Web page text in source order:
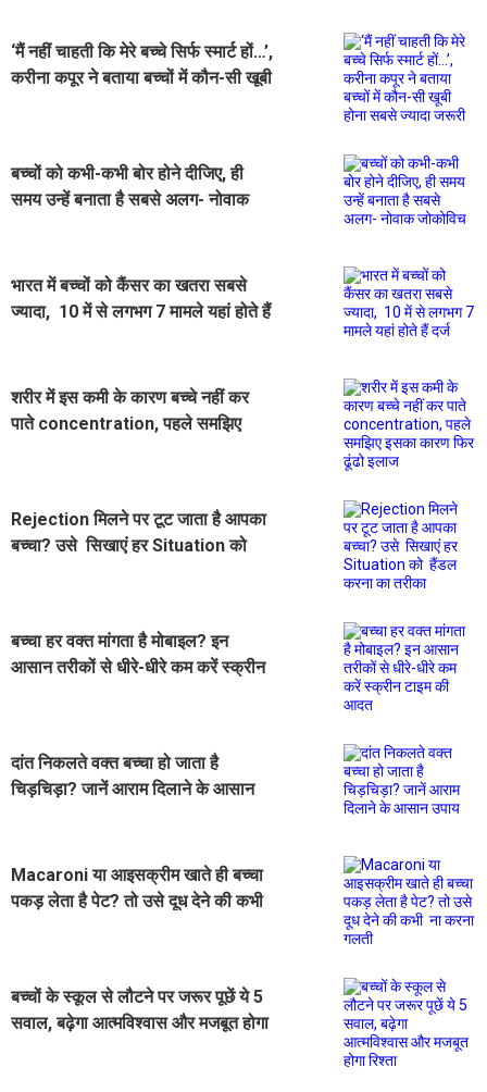
‘मैं नहीं चाहती कि मेरे बच्चे सिर्फ स्मार्ट हों…’,
करीना कपूर ने बताया बच्चों में कौन-सी खूबी
बच्चों को कभी-कभी बोर होने दीजिए, ही
समय उन्हें बनाता है सबसे अलग- नोवाक
भारत में बच्चों को कैंसर का खतरा सबसे
ज्यादा, 10 में से लगभग 7 मामले यहां होते हैं
शरीर में इस कमी के कारण बच्चे नहीं कर
पाते concentration, पहले समझिए
Rejection मिलने पर टूट जाता है आपका
बच्चा? उसे सिखाएं हर Situation को
बच्चा हर वक्त मांगता है मोबाइल? इन
आसान तरीकों से धीरे-धीरे कम करें स्क्रीन
दांत निकलते वक्त बच्चा हो जाता है
चिड़चिड़ा? जानें आराम दिलाने के आसान
Macaroni या आइसक्रीम खाते ही बच्चा
पकड़ लेता है पेट? तो उसे दूध देने की कभी
बच्चों के स्कूल से लौटने पर जरूर पूछें ये 5
सवाल, बढ़ेगा आत्मविश्वास और मजबूत होगा